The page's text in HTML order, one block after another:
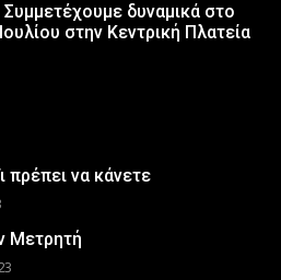
δυναμικά στο
στην Κεντρική Πλατεία
πρέπει να κάνετε
Μετρητή